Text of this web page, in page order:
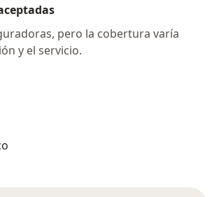
pero la cobertura varía
y el servicio.